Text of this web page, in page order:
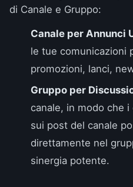
di Canale e Gruppo:
Canale per Annunci
le tue comunicazioni
promozioni, lanci,
Gruppo per
canale, in modo che
sui post del canale
direttamente nel
sinergia potente.